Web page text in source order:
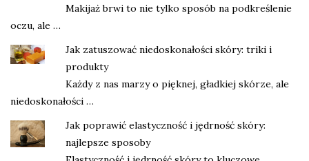
Makijaż brwi to nie tylko sposób na podkreślenie
oczu, ale …
Jak zatuszować niedoskonałości skóry: triki i
produkty
Każdy z nas marzy o pięknej, gładkiej skórze, ale
niedoskonałości …
Jak poprawić elastyczność i jędrność skóry:
najlepsze sposoby